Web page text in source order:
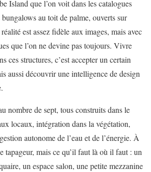
Island que l’on voit dans les catalogues
au toit de palme, ouverts sur
est assez fidèle aux images, mais avec
que l’on ne devine pas toujours. Vivre
ces structures, c’est accepter un certain
aussi découvrir une intelligence de design
nombre de sept, tous construits dans le
locaux, intégration dans la végétation,
autonome de l’eau et de l’énergie. À
tapageur, mais ce qu’il faut là où il faut : un
un espace salon, une petite mezzanine